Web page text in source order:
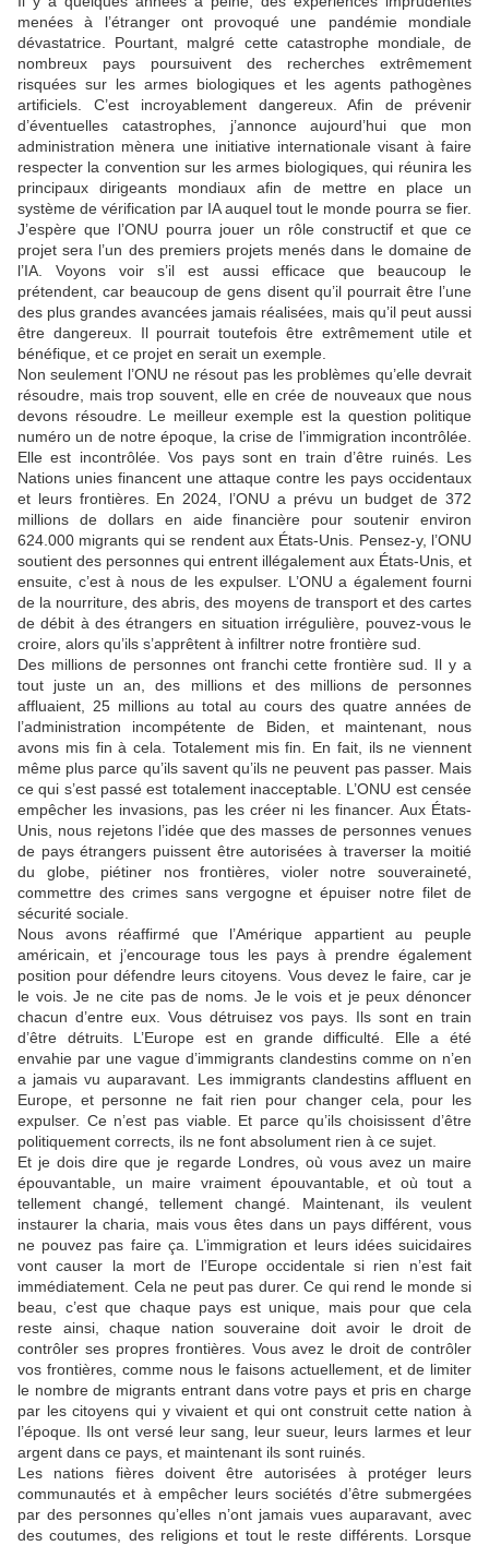
menées à l’étranger ont provoqué une pandémie mondiale
dévastatrice. Pourtant, malgré cette catastrophe mondiale, de
nombreux pays poursuivent des recherches extrêmement
risquées sur les armes biologiques et les agents pathogènes
artificiels. C’est incroyablement dangereux. Afin de prévenir
d’éventuelles catastrophes, j’annonce aujourd’hui que mon
administration mènera une initiative internationale visant à faire
respecter la convention sur les armes biologiques, qui réunira les
principaux dirigeants mondiaux afin de mettre en place un
système de vérification par IA auquel tout le monde pourra se fier.
J’espère que l’ONU pourra jouer un rôle constructif et que ce
projet sera l’un des premiers projets menés dans le domaine de
l’IA. Voyons voir s’il est aussi efficace que beaucoup le
prétendent, car beaucoup de gens disent qu’il pourrait être l’une
des plus grandes avancées jamais réalisées, mais qu’il peut aussi
être dangereux. Il pourrait toutefois être extrêmement utile et
bénéfique, et ce projet en serait un exemple.
Non seulement l’ONU ne résout pas les problèmes qu’elle devrait
résoudre, mais trop souvent, elle en crée de nouveaux que nous
devons résoudre. Le meilleur exemple est la question politique
numéro un de notre époque, la crise de l’immigration incontrôlée.
Elle est incontrôlée. Vos pays sont en train d’être ruinés. Les
Nations unies financent une attaque contre les pays occidentaux
et leurs frontières. En 2024, l’ONU a prévu un budget de 372
millions de dollars en aide financière pour soutenir environ
624.000 migrants qui se rendent aux États-Unis. Pensez-y, l’ONU
soutient des personnes qui entrent illégalement aux États-Unis, et
ensuite, c’est à nous de les expulser. L’ONU a également fourni
de la nourriture, des abris, des moyens de transport et des cartes
de débit à des étrangers en situation irrégulière, pouvez-vous le
croire, alors qu’ils s’apprêtent à infiltrer notre frontière sud.
Des millions de personnes ont franchi cette frontière sud. Il y a
tout juste un an, des millions et des millions de personnes
affluaient, 25 millions au total au cours des quatre années de
l’administration incompétente de Biden, et maintenant, nous
avons mis fin à cela. Totalement mis fin. En fait, ils ne viennent
même plus parce qu’ils savent qu’ils ne peuvent pas passer. Mais
ce qui s’est passé est totalement inacceptable. L’ONU est censée
empêcher les invasions, pas les créer ni les financer. Aux États-
Unis, nous rejetons l’idée que des masses de personnes venues
de pays étrangers puissent être autorisées à traverser la moitié
du globe, piétiner nos frontières, violer notre souveraineté,
commettre des crimes sans vergogne et épuiser notre filet de
sécurité sociale.
Nous avons réaffirmé que l’Amérique appartient au peuple
américain, et j’encourage tous les pays à prendre également
position pour défendre leurs citoyens. Vous devez le faire, car je
le vois. Je ne cite pas de noms. Je le vois et je peux dénoncer
chacun d’entre eux. Vous détruisez vos pays. Ils sont en train
d’être détruits. L’Europe est en grande difficulté. Elle a été
envahie par une vague d’immigrants clandestins comme on n’en
a jamais vu auparavant. Les immigrants clandestins affluent en
Europe, et personne ne fait rien pour changer cela, pour les
expulser. Ce n’est pas viable. Et parce qu’ils choisissent d’être
politiquement corrects, ils ne font absolument rien à ce sujet.
Et je dois dire que je regarde Londres, où vous avez un maire
épouvantable, un maire vraiment épouvantable, et où tout a
tellement changé, tellement changé. Maintenant, ils veulent
instaurer la charia, mais vous êtes dans un pays différent, vous
ne pouvez pas faire ça. L’immigration et leurs idées suicidaires
vont causer la mort de l’Europe occidentale si rien n’est fait
immédiatement. Cela ne peut pas durer. Ce qui rend le monde si
beau, c’est que chaque pays est unique, mais pour que cela
reste ainsi, chaque nation souveraine doit avoir le droit de
contrôler ses propres frontières. Vous avez le droit de contrôler
vos frontières, comme nous le faisons actuellement, et de limiter
le nombre de migrants entrant dans votre pays et pris en charge
par les citoyens qui y vivaient et qui ont construit cette nation à
l’époque. Ils ont versé leur sang, leur sueur, leurs larmes et leur
argent dans ce pays, et maintenant ils sont ruinés.
Les nations fières doivent être autorisées à protéger leurs
communautés et à empêcher leurs sociétés d’être submergées
par des personnes qu’elles n’ont jamais vues auparavant, avec
des coutumes, des religions et tout le reste différents. Lorsque